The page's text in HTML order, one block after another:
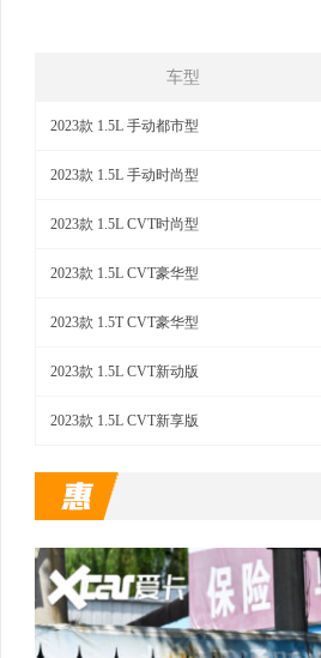
车型
2023款 1.5L 手动都市型
2023款 1.5L 手动时尚型
2023款 1.5L CVT时尚型
2023款 1.5L CVT豪华型
2023款 1.5T CVT豪华型
2023款 1.5L CVT新动版
2023款 1.5L CVT新享版